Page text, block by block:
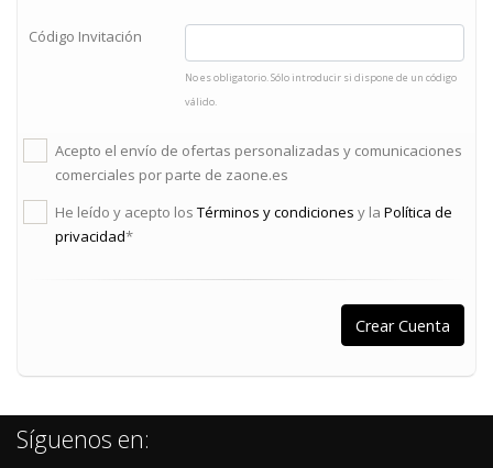
Código Invitación
No es obligatorio. Sólo introducir si dispone de un código
válido.
Acepto el envío de ofertas personalizadas y comunicaciones
comerciales por parte de zaone.es
He leído y acepto los Términos y condiciones y la Política de
privacidad*
Síguenos en: